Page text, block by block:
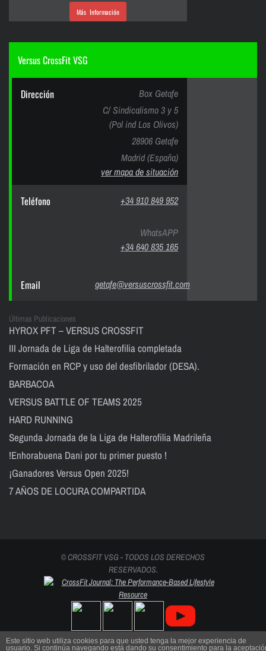
Más Información
Versus CrossFit VSG
Dirección
Box Getafe
C/ Sindicalismo 3 y 5
(Pol ind Los Olivos)
28906 Getafe
Madrid (España)
ver mapa de situación
Teléfono +34 910 849 952
WhatsAPP
+34 640 835 165
Email getafe@versuscrossfit.com
Últimas Publicaciones
HYROX PFT – VERSUS CROSSFIT
III Jornada de Liga de Halterofilia completada
Formación en RCP y uso del desfibrilador (DESA).
BARBACOA
VERSUS BATTLE OF TEAMS 2025
HARD RUNNING
Segunda Jornada de la Liga de Halterofilia Madrileña
!Enhorabuena Dani por tu primer puesto !
¡Ganadores Versus Open 2025!
7 AÑOS DE LOCURA COMPARTIDA
© CROSSFIT VSG - TODOS LOS DERECHOS
RESERVADOS.
Este sitio web utiliza cookies para que usted tenga la mejor experiencia de
usuario. Si continúa navegando está dando su consentimiento para la